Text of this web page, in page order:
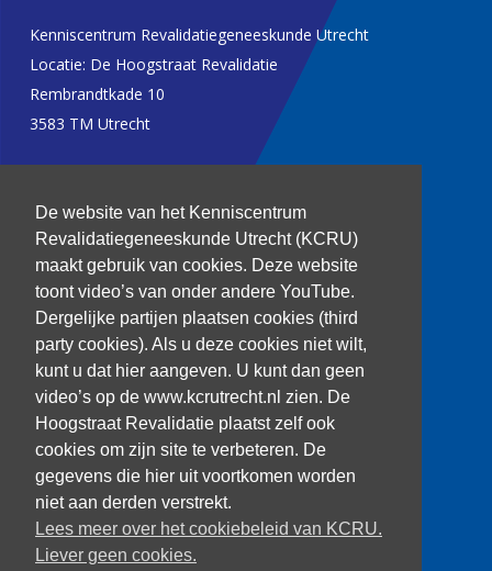
De website van het Kenniscentrum
Revalidatiegeneeskunde Utrecht (KCRU)
maakt gebruik van cookies. Deze website
toont video’s van onder andere YouTube.
Dergelijke partijen plaatsen cookies (third
party cookies). Als u deze cookies niet wilt,
kunt u dat hier aangeven. U kunt dan geen
video’s op de www.kcrutrecht.nl zien. De
Hoogstraat Revalidatie plaatst zelf ook
cookies om zijn site te verbeteren. De
gegevens die hier uit voortkomen worden
niet aan derden verstrekt.
Lees meer over het cookiebeleid van KCRU.
Liever geen cookies.
Kenniscentrum Revalidatiegeneeskunde Utrecht
Locatie: De Hoogstraat Revalidatie
Rembrandtkade 10
3583 TM Utrecht
kenniscentrum@dehoogstraat.nl
Over het KCRU
Samenwerkingen
Onze onderzoekers
Procedure onderzoeker
Volg ons